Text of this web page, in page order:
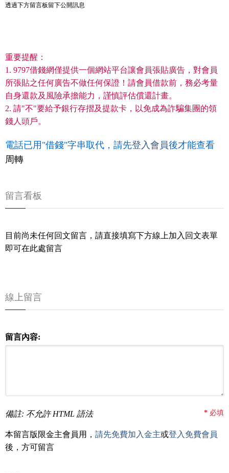
透過下方留言板留下公開訊息
重要提醒：
1. 9797借錢網僅提供一個網站平台讓會員張貼廣告，對會員
所張貼之任何廣告不做任何保證！請會員借款前，務必考量
自身還款及風險承擔能力，謹慎評估償還計畫。
2. 請"不"要給予銀行存摺及提款卡，以免成為詐騙集團的領
錢人頭戶。
電話已用"借錢"字串取代，請先登入會員後才能查看
周轉
留言看板
目前尚未任何回文留言，請直接填寫下方線上加入回文表單
即可在此處留言
線上留言
留言內容:
備註: 不允許 HTML 語法 * 必填
本留言版限金主會員用， 請先免費加入金主或登入免費會員
後，方可留言